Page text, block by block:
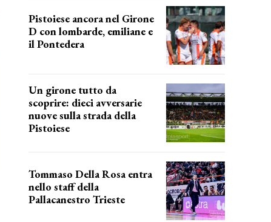
Pistoiese ancora nel Girone
D con lombarde, emiliane e
il Pontedera
Un girone tutto da
scoprire: dieci avversarie
nuove sulla strada della
Pistoiese
Tommaso Della Rosa entra
nello staff della
Pallacanestro Trieste